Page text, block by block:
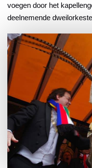
voegen door het
deelnemende